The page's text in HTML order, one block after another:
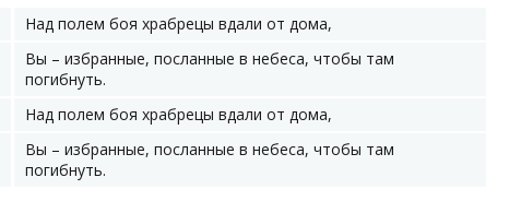
Над полем боя храбрецы вдали от дома,
Вы – избранные, посланные в небеса, чтобы там
погибнуть.
Над полем боя храбрецы вдали от дома,
Вы – избранные, посланные в небеса, чтобы там
погибнуть.